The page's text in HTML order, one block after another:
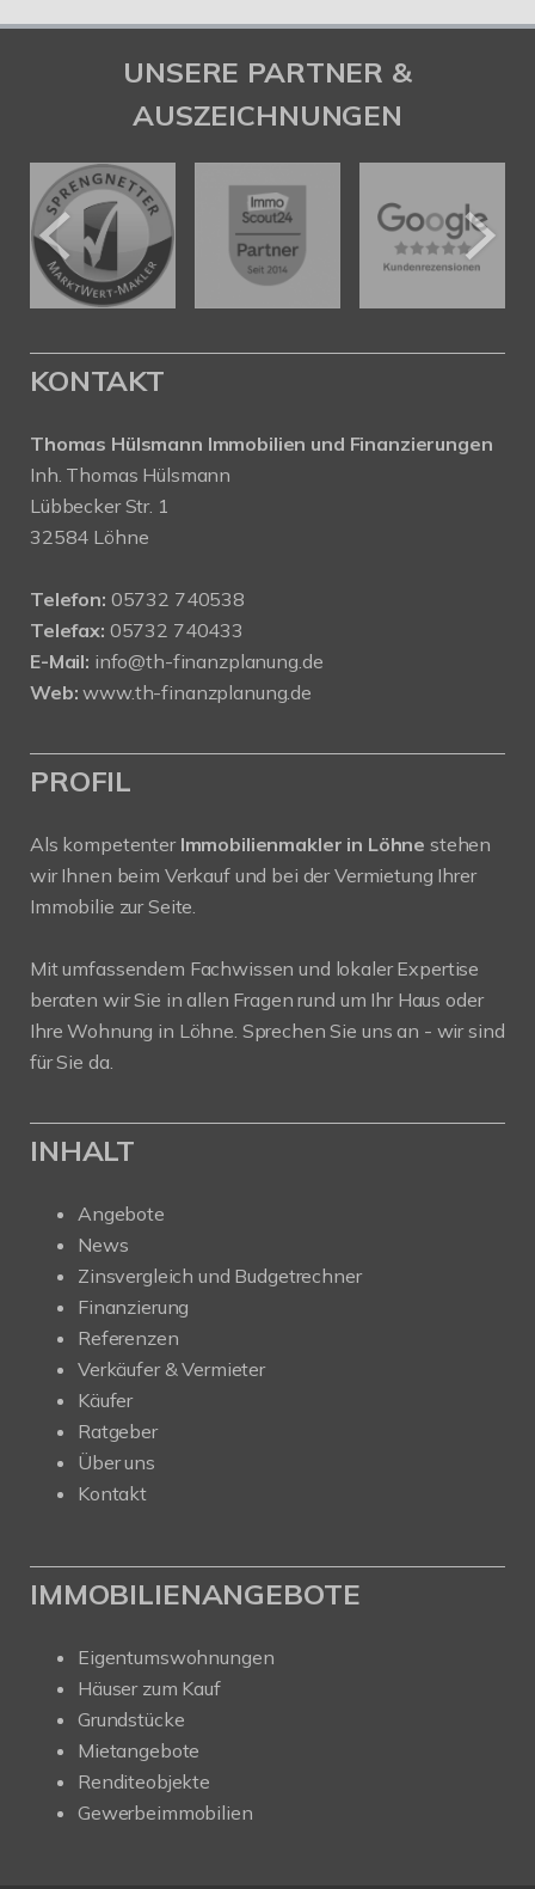
UNSERE PARTNER &
AUSZEICHNUNGEN
KONTAKT
Thomas Hülsmann Immobilien und Finanzierungen
Inh. Thomas Hülsmann
Lübbecker Str. 1
32584 Löhne
Telefon: 05732 740538
Telefax: 05732 740433
E-Mail: info@th-finanzplanung.de
Web: www.th-finanzplanung.de
PROFIL
Als kompetenter Immobilienmakler in Löhne stehen
wir Ihnen beim Verkauf und bei der Vermietung Ihrer
Immobilie zur Seite.
Mit umfassendem Fachwissen und lokaler Expertise
beraten wir Sie in allen Fragen rund um Ihr Haus oder
Ihre Wohnung in Löhne. Sprechen Sie uns an - wir sind
für Sie da.
INHALT
Angebote
News
Zinsvergleich und Budgetrechner
Finanzierung
Referenzen
Verkäufer & Vermieter
Käufer
Ratgeber
Über uns
Kontakt
IMMOBILIENANGEBOTE
Eigentumswohnungen
Häuser zum Kauf
Grundstücke
Mietangebote
Renditeobjekte
Gewerbeimmobilien